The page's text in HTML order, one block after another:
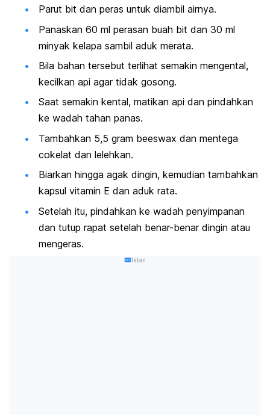
Parut bit dan peras untuk diambil airnya.
Panaskan 60 ml perasan buah bit dan 30 ml
minyak kelapa sambil aduk merata.
Bila bahan tersebut terlihat semakin mengental,
kecilkan api agar tidak gosong.
Saat semakin kental, matikan api dan pindahkan
ke wadah tahan panas.
Tambahkan 5,5 gram beeswax dan mentega
cokelat dan lelehkan.
Biarkan hingga agak dingin, kemudian tambahkan
kapsul vitamin E dan aduk rata.
Setelah itu, pindahkan ke wadah penyimpanan
dan tutup rapat setelah benar-benar dingin atau
mengeras.
Iklan